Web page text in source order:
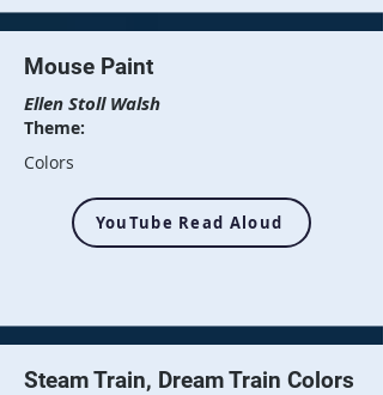
Mouse Paint
Ellen Stoll Walsh
Theme:
Colors
YouTube Read Aloud
Steam Train, Dream Train Colors